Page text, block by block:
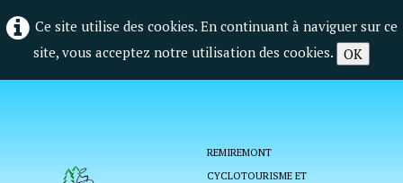
Ce site utilise des cookies. En continuant à naviguer sur ce
site, vous acceptez notre utilisation des cookies. OK
REMIREMONT
CYCLOTOURISME ET